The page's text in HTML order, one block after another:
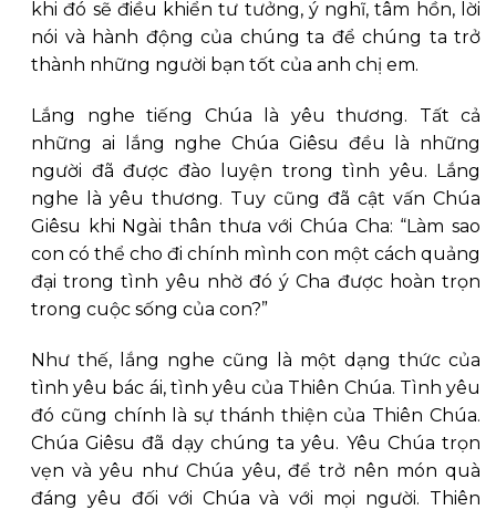
khi đó sẽ điều khiển tư tưởng, ý nghĩ, tâm hồn, lời
nói và hành động của chúng ta để chúng ta trở
thành những người bạn tốt của anh chị em.
Lắng nghe tiếng Chúa là yêu thương. Tất cả
những ai lắng nghe Chúa Giêsu đều là những
người đã được đào luyện trong tình yêu. Lắng
nghe là yêu thương. Tuy cũng đã cật vấn Chúa
Giêsu khi Ngài thân thưa với Chúa Cha: “Làm sao
con có thể cho đi chính mình con một cách quảng
đại trong tình yêu nhờ đó ý Cha được hoàn trọn
trong cuộc sống của con?”
Như thế, lắng nghe cũng là một dạng thức của
tình yêu bác ái, tình yêu của Thiên Chúa. Tình yêu
đó cũng chính là sự thánh thiện của Thiên Chúa.
Chúa Giêsu đã dạy chúng ta yêu. Yêu Chúa trọn
vẹn và yêu như Chúa yêu, để trở nên món quà
đáng yêu đối với Chúa và với mọi người. Thiên